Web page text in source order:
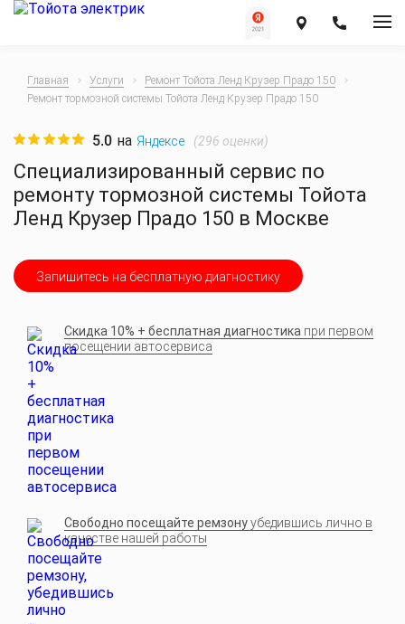
Главная Услуги
Ремонт Тойота Ленд Крузер Прадо 150
Ремонт тормозной системы Тойота Ленд Крузер Прадо 150
Специализированный сервис по
ремонту тормозной системы Тойота
Ленд Крузер Прадо 150 в Москве
5.0 на Яндексе (296 оценки)
Запишитесь на бесплатную диагностику
Скидка 10% + бесплатная диагностика при первом
посещении автосервиса
Свободно посещайте ремзонуубедившись лично в
качестве нашей работы